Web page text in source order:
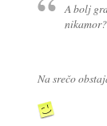
A bolj
nikamor?
Na srečo